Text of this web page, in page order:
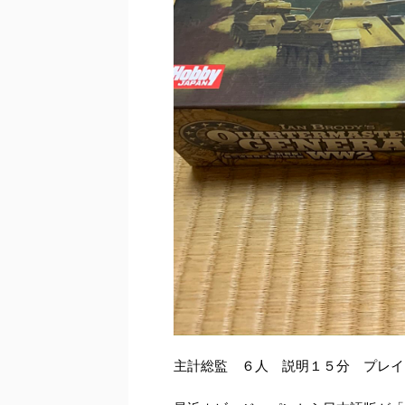
主計総監 ６人 説明１５分 プレイ